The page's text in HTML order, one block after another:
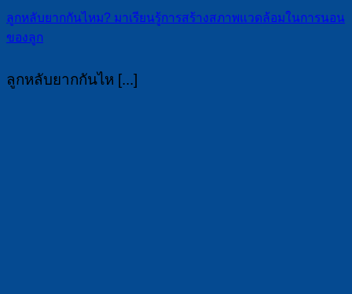
ลูกหลับยากกันไหม? มาเรียนรู้การสร้างสภาพแวดล้อมในการนอน
ของลูก
ลูกหลับยากกันไห [...]